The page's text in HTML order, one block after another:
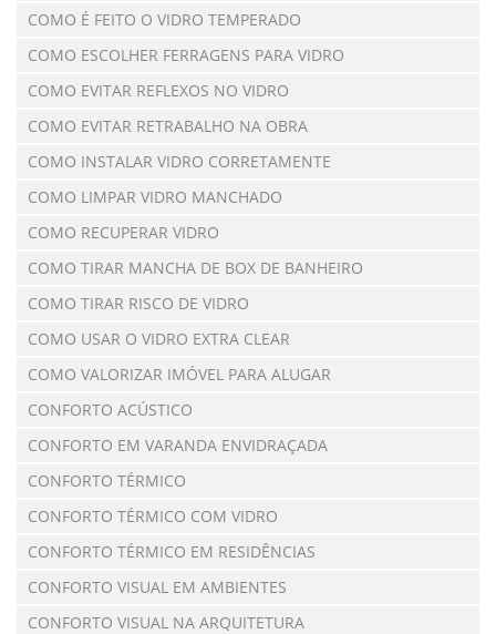
COMO É FEITO O VIDRO TEMPERADO
COMO ESCOLHER FERRAGENS PARA VIDRO
COMO EVITAR REFLEXOS NO VIDRO
COMO EVITAR RETRABALHO NA OBRA
COMO INSTALAR VIDRO CORRETAMENTE
COMO LIMPAR VIDRO MANCHADO
COMO RECUPERAR VIDRO
COMO TIRAR MANCHA DE BOX DE BANHEIRO
COMO TIRAR RISCO DE VIDRO
COMO USAR O VIDRO EXTRA CLEAR
COMO VALORIZAR IMÓVEL PARA ALUGAR
CONFORTO ACÚSTICO
CONFORTO EM VARANDA ENVIDRAÇADA
CONFORTO TÉRMICO
CONFORTO TÉRMICO COM VIDRO
CONFORTO TÉRMICO EM RESIDÊNCIAS
CONFORTO VISUAL EM AMBIENTES
CONFORTO VISUAL NA ARQUITETURA